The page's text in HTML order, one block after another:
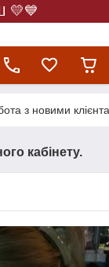
з новими
кабінету.